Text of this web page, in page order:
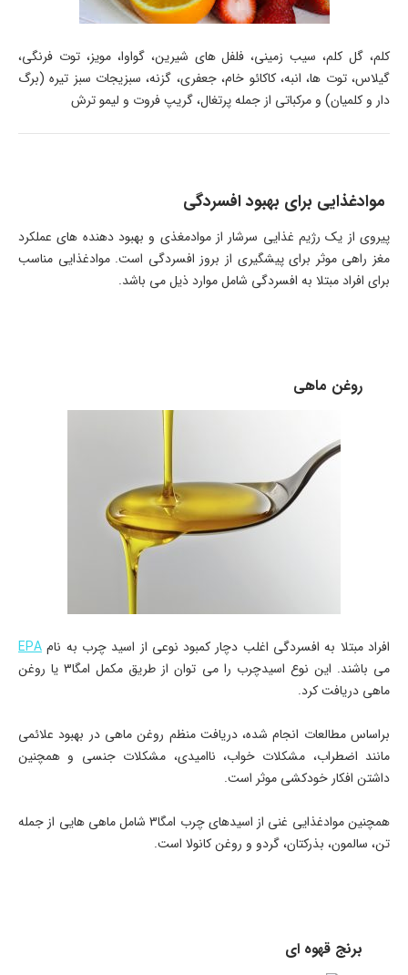
کلم، گل کلم، سیب زمینی، فلفل های شیرین، گواوا، مویز، توت فرنگی،
گیلاس، توت ها، انبه، کاکائو خام، جعفری، گزنه، سبزیجات سبز تیره (برگ
دار و کلمیان) و مرکباتی از جمله پرتغال، گریپ فروت و لیمو ترش
موادغذایی برای بهبود افسردگی
پیروی از یک رژیم غذایی سرشار از موادمغذی و بهبود دهنده های عملکرد
مغز راهی موثر برای پیشگیری از بروز افسردگی است. موادغذایی مناسب
برای افراد مبتلا به افسردگی شامل موارد ذیل می باشد.
روغن ماهی
افراد مبتلا به افسردگی اغلب دچار کمبود نوعی از اسید چرب به نام EPA
می باشند. این نوع اسیدچرب را می توان از طریق مکمل امگا3 یا روغن
ماهی دریافت کرد.
براساس مطالعات انجام شده، دریافت منظم روغن ماهی در بهبود علائمی
مانند اضطراب، مشکلات خواب، ناامیدی، مشکلات جنسی و همچنین
داشتن افکار خودکشی موثر است.
همچنین موادغذایی غنی از اسیدهای چرب امگا3 شامل ماهی هایی از جمله
تن، سالمون، بذرکتان، گردو و روغن کانولا است.
برنج قهوه ای